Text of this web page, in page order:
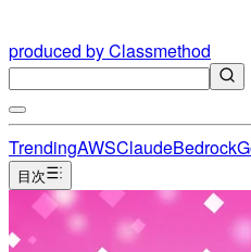
produced by Classmethod
TrendingAWSClaudeBedrock
目次